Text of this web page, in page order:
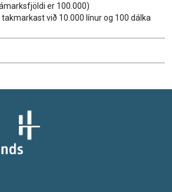
er 100.000)
við 10.000 línur og 100 dálka